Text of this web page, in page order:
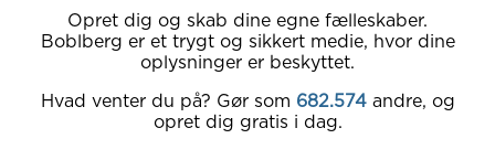
Opret dig og skab dine egne fælleskaber.
Boblberg er et trygt og sikkert medie, hvor dine
oplysninger er beskyttet.
Hvad venter du på? Gør som 682.574 andre, og
opret dig gratis i dag.